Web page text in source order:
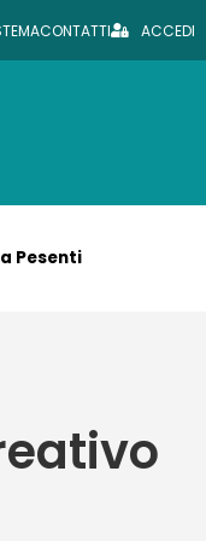
CONTATTI ACCEDI
Pesenti